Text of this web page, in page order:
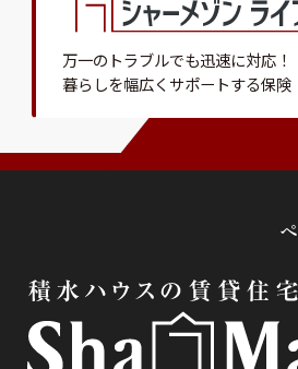
万一のトラブルでも迅速に対応！
暮らしを幅広くサポートする保険
ペ